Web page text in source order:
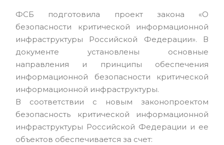
ФСБ подготовила проект закона «О
безопасности критической информационной
инфраструктуры Российской Федерации». В
документе установлены основные
направления и принципы обеспечения
информационной безопасности критической
информационной инфраструктуры.
В соответствии с новым законопроектом
безопасность критической информационной
инфраструктуры Российской Федерации и ее
объектов обеспечивается за счет: